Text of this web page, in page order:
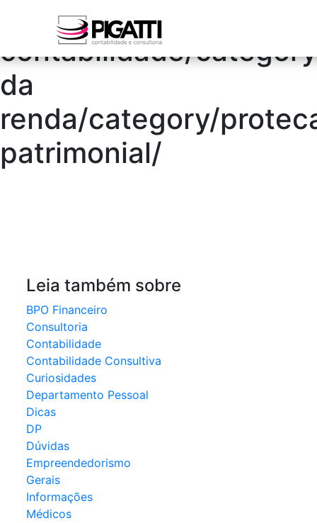
/blog/category/pigati
contabilidade/
da
renda/category/
patrimonial/
Leia também sobre
BPO Financeiro
Consultoria
Contabilidade
Contabilidade Consultiva
Curiosidades
Departamento Pessoal
Dicas
DP
Dúvidas
Empreendedorismo
Gerais
Informações
Médicos